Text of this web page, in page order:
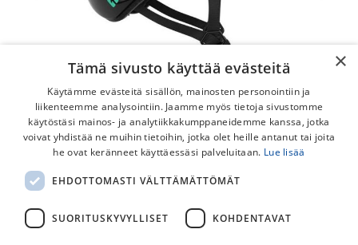
Lazer Nutz KinetiCore Musta 50-56cm
Tehokkaasti suojaava, mukava ja houkuttelevan näköinen
×
Tämä sivusto käyttää evästeitä
Käytämme evästeitä sisällön, mainosten personointiin ja
liikenteemme analysointiin. Jaamme myös tietoja sivustomme
käytöstäsi mainos- ja analytiikkakumppaneidemme kanssa, jotka
voivat yhdistää ne muihin tietoihin, jotka olet heille antanut tai joita
he ovat keränneet käyttäessäsi palveluitaan. Lue lisää
EHDOTTOMASTI VÄLTTÄMÄTTÖMÄT
SUORITUSKYVYLLISET KOHDENTAVAT